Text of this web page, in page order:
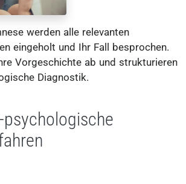
werden alle relevanten
eingeholt und Ihr Fall besprochen.
Vorgeschichte ab und strukturieren
Diagnostik.
psychologische